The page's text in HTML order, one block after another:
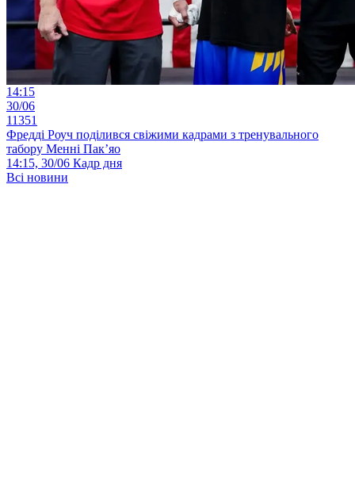
14:15
30/06
11351
Фредді Роуч поділився свіжими кадрами з тренувального
табору Менні Пак’яо
14:15, 30/06 Кадр дня
Всі новини